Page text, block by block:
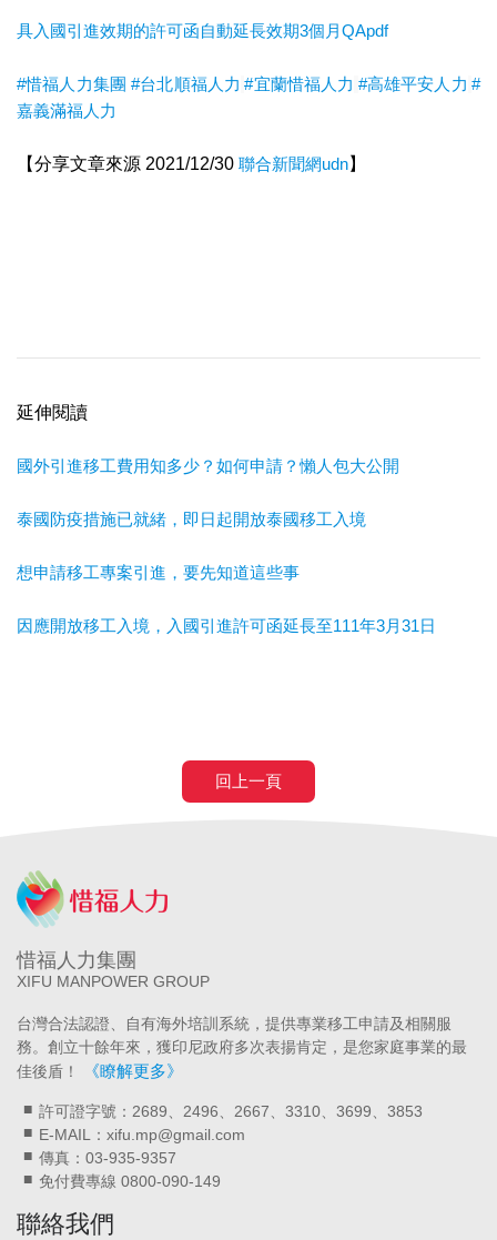
具入國引進效期的許可函自動延長效期3個月QApdf
#惜福人力集團 #台北順福人力 #宜蘭惜福人力 #高雄平安人力 #
嘉義滿福人力
【分享文章來源 2021/12/30 聯合新聞網udn】
延伸閱讀
國外引進移工費用知多少？如何申請？懶人包大公開
泰國防疫措施已就緒，即日起開放泰國移工入境
想申請移工專案引進，要先知道這些事
因應開放移工入境，入國引進許可函延長至111年3月31日
回上一頁
惜福人力集團
XIFU MANPOWER GROUP
台灣合法認證、自有海外培訓系統，提供專業移工申請及相關服
務。創立十餘年來，獲印尼政府多次表揚肯定，是您家庭事業的最
佳後盾！
《瞭解更多》
許可證字號：2689、2496、2667、3310、3699、3853
E-MAIL：xifu.mp@gmail.com
傳真：03-935-9357
免付費專線 0800-090-149
聯絡我們